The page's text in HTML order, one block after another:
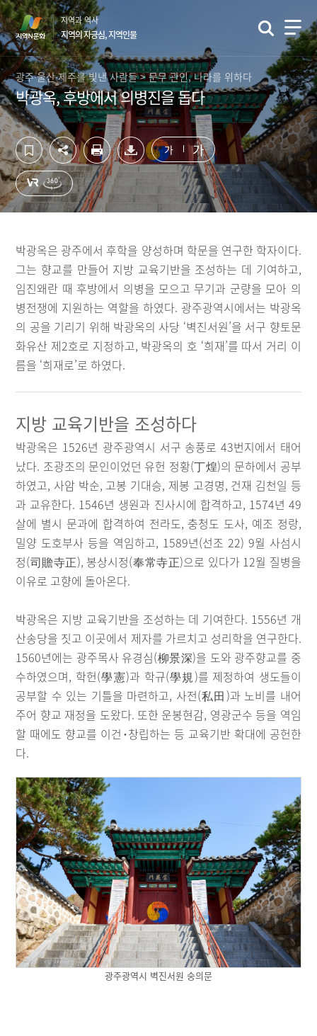
컨
텐
츠
영
역
바
로
가
기
하
단
영
역
바
로
가
기
지역과 역사
지역의 자긍심, 지역인물
광주∙울산∙제주를 빛낸 사람들 > 문무 관인, 나라를 위하다
박광옥, 후방에서 의병진을 돕다
가 가
박광옥은 광주에서 후학을 양성하며 학문을 연구한 학자이다.
그는 향교를 만들어 지방 교육기반을 조성하는 데 기여하고,
임진왜란 때 후방에서 의병을 모으고 무기과 군량을 모아 의
병전쟁에 지원하는 역할을 하였다. 광주광역시에서는 박광옥
의 공을 기리기 위해 박광옥의 사당 ‘벽진서원’을 서구 향토문
화유산 제2호로 지정하고, 박광옥의 호 ‘희재’를 따서 거리 이
름을 ‘희재로’로 하였다.
지방 교육기반을 조성하다
박광옥은 1526년 광주광역시 서구 송풍로 43번지에서 태어
났다. 조광조의 문인이었던 유헌 정황(丁煌)의 문하에서 공부
하였고, 사암 박순, 고봉 기대승, 제봉 고경명, 건재 김천일 등
과 교유한다. 1546년 생원과 진사시에 합격하고, 1574년 49
살에 별시 문과에 합격하여 전라도, 충청도 도사, 예조 정랑,
밀양 도호부사 등을 역임하고, 1589년(선조 22) 9월 사섬시
정(司贍寺正), 봉상시정(奉常寺正)으로 있다가 12월 질병을
이유로 고향에 돌아온다.
박광옥은 지방 교육기반을 조성하는 데 기여한다. 1556년 개
산송당을 짓고 이곳에서 제자를 가르치고 성리학을 연구한다.
1560년에는 광주목사 유경심(柳景深)을 도와 광주향교를 중
수하였으며, 학헌(學憲)과 학규(學規)를 제정하여 생도들이
공부할 수 있는 기틀을 마련하고, 사전(私田)과 노비를 내어
주어 향교 재정을 도왔다. 또한 운봉현감, 영광군수 등을 역임
할 때에도 향교를 이건･창립하는 등 교육기반 확대에 공헌한
다.
광주광역시 벽진서원 숭의문